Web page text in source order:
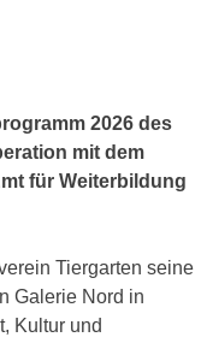
2026 des
mit dem
für Weiterbildung
Tiergarten seine
Galerie Nord in
Kultur und